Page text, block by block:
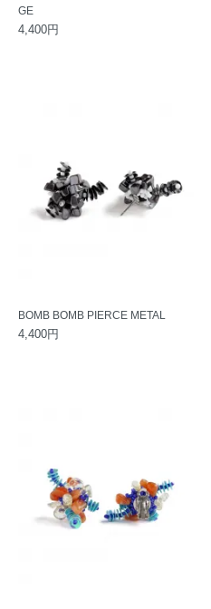
GE
4,400円
BOMB BOMB PIERCE METAL
4,400円